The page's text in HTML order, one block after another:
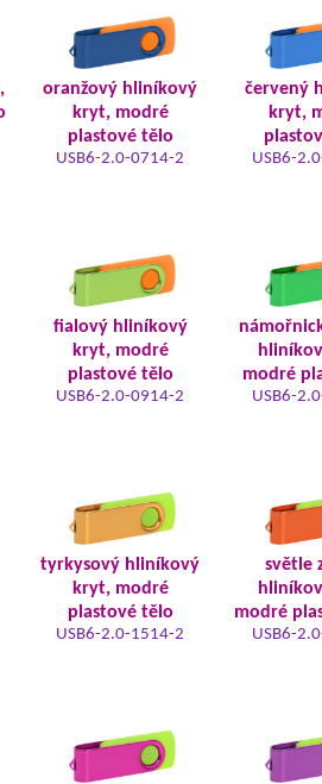
oranžový hliníkový
kryt, modré
plastové tělo
USB6-2.0-0714-2
červený
kryt,
USB6-
fialový hliníkový
kryt, modré
plastové tělo
USB6-2.0-0914-2
modré
USB6-
tyrkysový hliníkový
kryt, modré
plastové tělo
USB6-2.0-1514-2
světle
modré
USB6-